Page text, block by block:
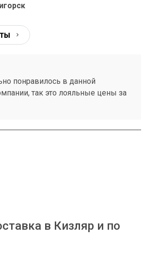
понравилось в данной
так это лояльные цены за
Чего действительно не
в Кизляр и по